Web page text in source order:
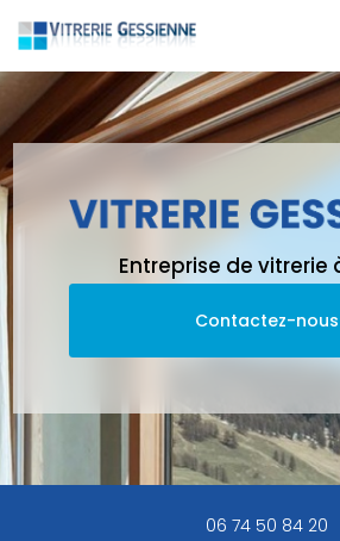
au
contenu
principal
Entreprise de vitrerie
Contactez-nous
06 74 50 84 20